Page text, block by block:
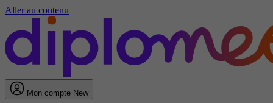
Aller au contenu
Mon compte New